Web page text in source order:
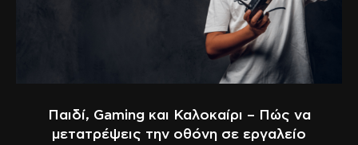
Παιδί, Gaming και Καλοκαίρι – Πώς να
μετατρέψεις την οθόνη σε εργαλείο